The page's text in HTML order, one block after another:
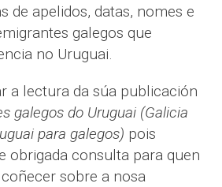
de apelidos, datas, nomes e
galegos que
no Uruguai.
a lectura da súa publicación
galegos do Uruguai (Galicia
para galegos) pois
obrigada consulta para quen
sobre a nosa